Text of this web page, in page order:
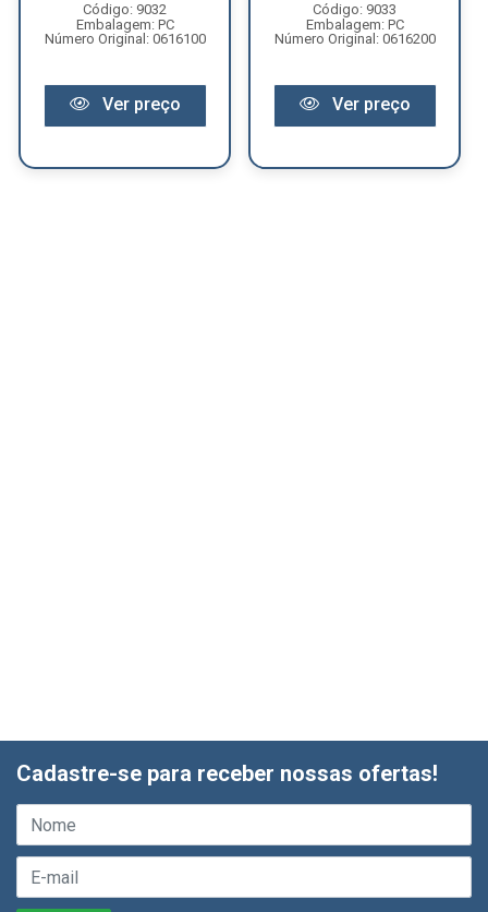
Código: 9032
Embalagem: PC
Número Original: 0616100
Ver preço
Código: 9033
Embalagem: PC
Número Original: 0616200
Ver preço
Cadastre-se para receber nossas ofertas!